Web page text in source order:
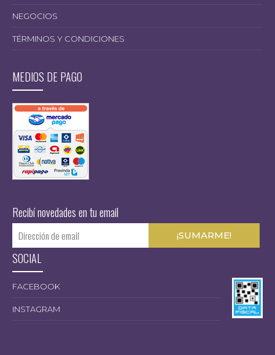
NEGOCIOS
TÉRMINOS Y CONDICIONES
MEDIOS DE PAGO
Recibí novedades en tu email
SOCIAL
FACEBOOK
INSTAGRAM